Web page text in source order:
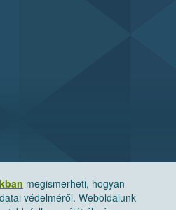
megismerheti, hogyan
védelméről. Weboldalunk